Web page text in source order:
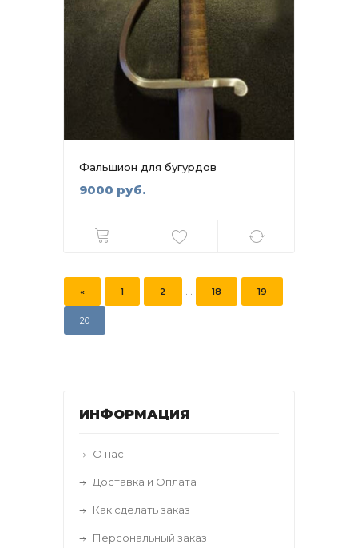
Фальшион для бугурдов
9000 руб.
« 1 2 18 19
20
ИНФОРМАЦИЯ
О нас
Доставка и Оплата
Как сделать заказ
Персональный заказ